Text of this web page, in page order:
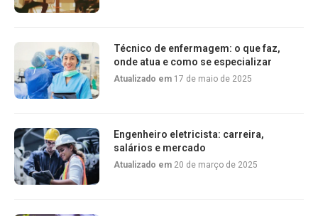
Técnico de enfermagem: o que faz,
onde atua e como se especializar
Atualizado em 17 de maio de 2025
Engenheiro eletricista: carreira,
salários e mercado
Atualizado em 20 de março de 2025